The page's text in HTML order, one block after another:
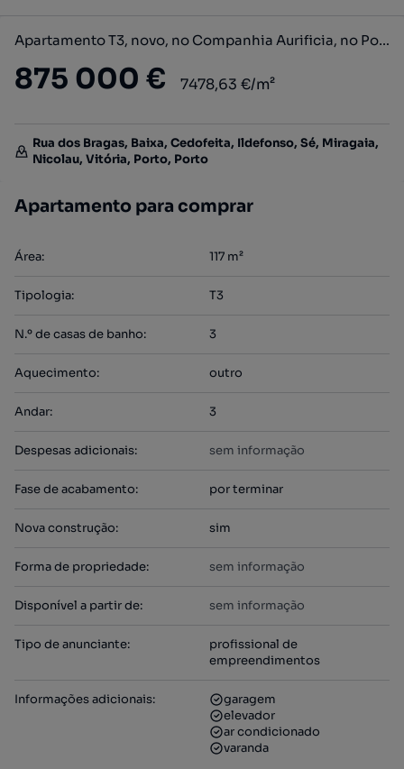
Apartamento T3, novo, no Companhia Aurificia, no Porto
875 000 € 7478,63 €/m²
Rua dos Bragas, Baixa, Cedofeita, Ildefonso, Sé, Miragaia,
Nicolau, Vitória, Porto, Porto
Apartamento para comprar
Área: 117 m²
Tipologia: T3
N.º de casas de banho: 3
Aquecimento: outro
Andar: 3
Despesas adicionais: sem informação
Fase de acabamento: por terminar
Nova construção: sim
Forma de propriedade: sem informação
Disponível a partir de: sem informação
Tipo de anunciante:
profissional de
empreendimentos
Informações adicionais:
garagem
elevador
ar condicionado
varanda